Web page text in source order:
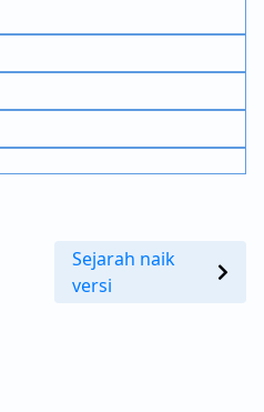
Sejarah naik
versi